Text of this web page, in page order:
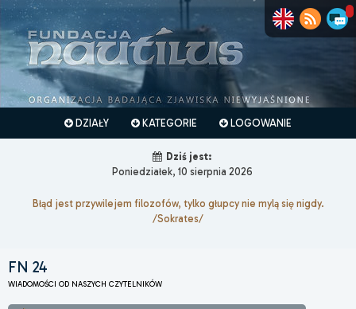
DZIAŁY KATEGORIE LOGOWANIE
Dziś jest:
Poniedziałek, 10 sierpnia 2026
Błąd jest przywilejem filozofów, tylko głupcy nie mylą się nigdy.
/Sokrates/
FN 24
WIADOMOŚCI OD NASZYCH CZYTELNIKÓW